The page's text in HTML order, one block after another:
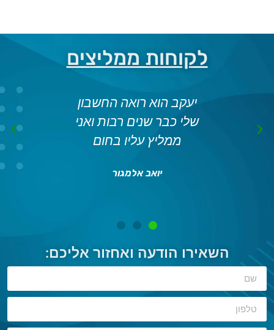
לקוחות ממליצים
יעקב הוא רואה החשבון
שלי כבר שנים רבות ואני
ממליץ עליו בחום
יואב אלמגור
השאירו הודעה ואחזור אליכם: